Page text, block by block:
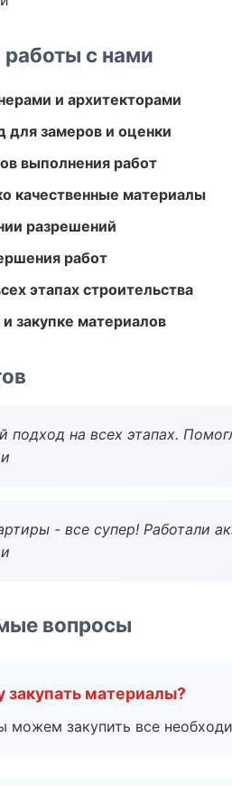
с нами
и архитекторами
для замеров и оценки
выполнения работ
качественные материалы
разрешений
работ
этапах строительства
закупке материалов
подход на всех этапах.
- все супер! Работали
вопросы
материалы?
можем закупить все